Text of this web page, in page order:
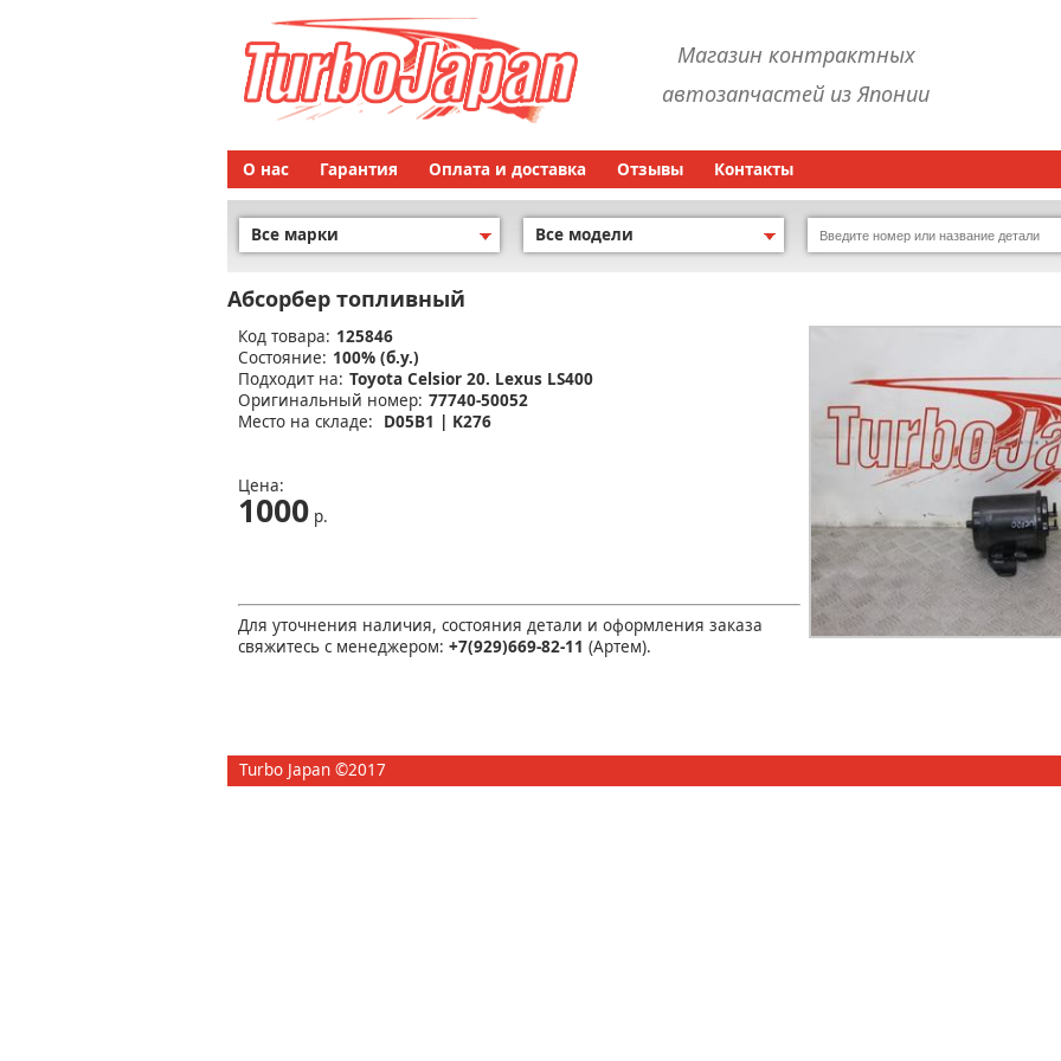
Магазин контрактных
автозапчастей из Японии
О нас Гарантия Оплата и доставка Отзывы Контакты
Все марки Все модели
Абсорбер топливный
Код товара: 125846
Состояние: 100% (б.у.)
Подходит на: Toyota Celsior 20. Lexus LS400
Оригинальный номер: 77740-50052
Место на складе:
D05B1 | K276
Цена:
1000 р.
Для уточнения наличия, состояния детали и оформления заказа
свяжитесь с менеджером: +7(929)669-82-11 (Артем).
Turbo Japan ©2017